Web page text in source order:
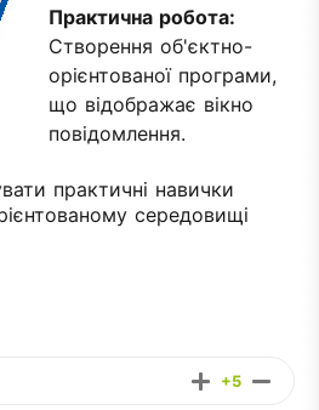
Практична робота:
Створення об'єктно-
орієнтованої програми,
що відображає вікно
повідомлення.
практичні навички
середовищі
+5